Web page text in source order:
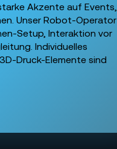
Akzente auf Events,
Unser Robot-Operator
Setup, Interaktion vor
Individuelles
Druck-Elemente sind